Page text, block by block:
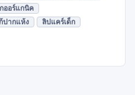
ออร์แกนิค
ปากแห้ง
ลิปแคร์เด็ก